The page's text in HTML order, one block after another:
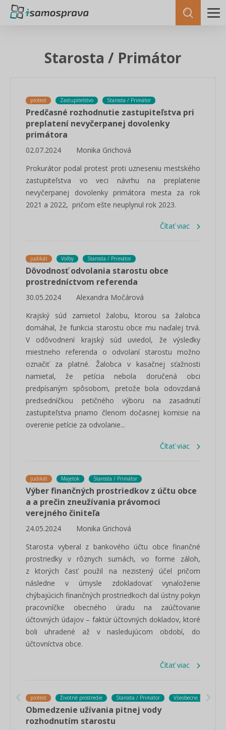
Starosta / Primátor
protest Zastupiteľstvo Starosta / Primátor
Predčasné rozhodnutie zastupiteľstva pri
preplatení nevyčerpanej dovolenky
primátora
02.07.2024
Monika Grichová
Prokurátor podal protest proti uzneseniu mestského
zastupiteľstva vo veci návrhu na preplatenie
nevyčerpanej dovolenky primátora mesta za rok
2021 a 2022, pričom ešte neuplynul rok 2023.
Čítať viac
judikát Voľby Starosta / Primátor
Dôvodnosť odvolania starostu obce
prostredníctvom referenda
30.05.2024
Alexandra Močárová
Krajský súd zamietol žalobu, ktorou sa žalobca
domáhal, že funkcia starostu obce mu naďalej trvá.
V odôvodnení krajský súd uviedol, že výsledky
miestneho referenda o odvolaní starostu možno
označiť za platné. Žalobca v kasačnej sťažnosti
namietal, že petícia nebola doručená obci
predpísaným spôsobom, pretože bola odovzdaná
predsedníčkou petičného výboru na zasadnutí
zastupiteľstva priamo členom dočasnej komisie na
overenie petície za odvolanie...
Čítať viac
judikát Majetok Starosta / Primátor
Výber finančných prostriedkov z účtu obce
a a prečin zneužívania právomoci
verejného činiteľa
24.05.2024
Monika Grichová
Starosta vyberal z bankového účtu obce finančné
prostriedky v rôznych sumách, vo forme záloh,
z ktorých časť použil na nezistený účel pričom
následne v úmysle zdokladovať vynaloženie
chýbajúcich finančných prostriedkoch dal ústny pokyn
pracovníčke obecného úradu na zaúčtovanie
účtovných údajov – faktúr účtovných dokladov, ktoré
boli uhradené až v nasledujúcom období, do
účtovníctva obce.
Čítať viac
protest Životné prostredie Starosta / Primátor Všeobecne záväzné
Obmedzenie užívania pitnej vody
rozhodnutím starostu